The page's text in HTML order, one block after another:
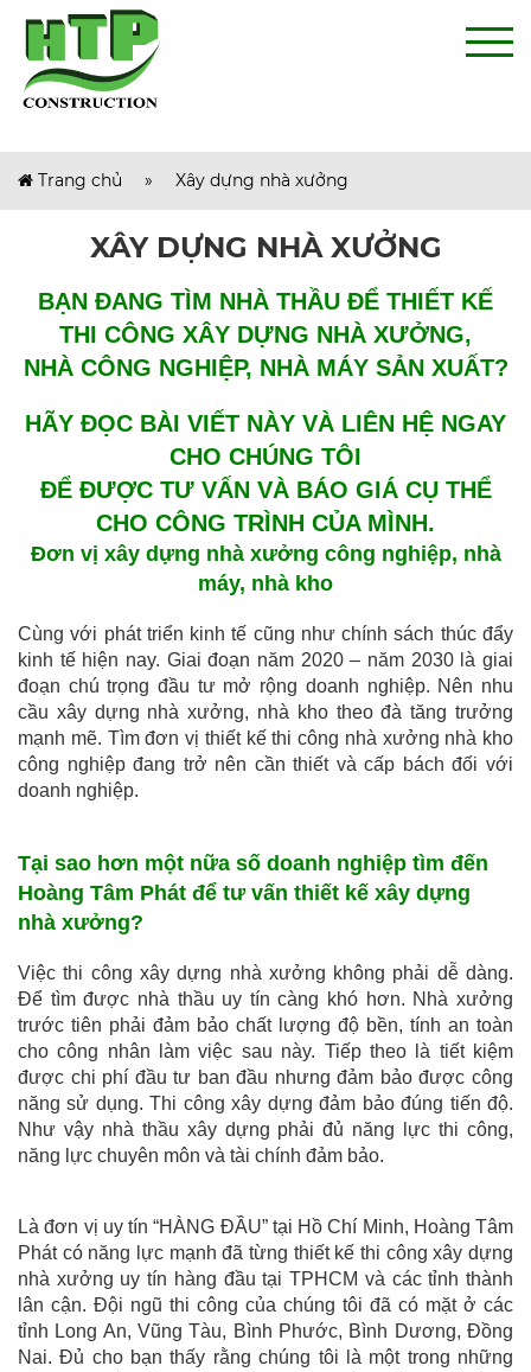
Trang chủ » Xây dựng nhà xưởng
XÂY DỰNG NHÀ XƯỞNG
BẠN ĐANG TÌM NHÀ THẦU ĐỂ THIẾT KẾ
THI CÔNG XÂY DỰNG NHÀ XƯỞNG,
NHÀ CÔNG NGHIỆP, NHÀ MÁY SẢN XUẤT?
HÃY ĐỌC BÀI VIẾT NÀY VÀ LIÊN HỆ NGAY
CHO CHÚNG TÔI
ĐỂ ĐƯỢC TƯ VẤN VÀ BÁO GIÁ CỤ THỂ
CHO CÔNG TRÌNH CỦA MÌNH.
Đơn vị xây dựng nhà xưởng công nghiệp, nhà
máy, nhà kho
Cùng với phát triển kinh tế cũng như chính sách thúc đẩy
kinh tế hiện nay. Giai đoạn năm 2020 – năm 2030 là giai
đoạn chú trọng đầu tư mở rộng doanh nghiệp. Nên nhu
cầu xây dựng nhà xưởng, nhà kho theo đà tăng trưởng
mạnh mẽ. Tìm đơn vị thiết kế thi công nhà xưởng nhà kho
công nghiệp đang trở nên cần thiết và cấp bách đối với
doanh nghiệp.
Tại sao hơn một nữa số doanh nghiệp tìm đến
Hoàng Tâm Phát để tư vấn thiết kế xây dựng
nhà xưởng?
Việc thi công xây dựng nhà xưởng không phải dễ dàng.
Để tìm được nhà thầu uy tín càng khó hơn. Nhà xưởng
trước tiên phải đảm bảo chất lượng độ bền, tính an toàn
cho công nhân làm việc sau này. Tiếp theo là tiết kiệm
được chi phí đầu tư ban đầu nhưng đảm bảo được công
năng sử dụng. Thi công xây dựng đảm bảo đúng tiến độ.
Như vậy nhà thầu xây dựng phải đủ năng lực thi công,
năng lực chuyên môn và tài chính đảm bảo.
Là đơn vị uy tín “HÀNG ĐẦU” tại Hồ Chí Minh, Hoàng Tâm
Phát có năng lực mạnh đã từng thiết kế thi công xây dựng
nhà xưởng uy tín hàng đầu tại TPHCM và các tỉnh thành
lân cận. Đội ngũ thi công của chúng tôi đã có mặt ở các
tỉnh Long An, Vũng Tàu, Bình Phước, Bình Dương, Đồng
Nai. Đủ cho bạn thấy rằng chúng tôi là một trong những